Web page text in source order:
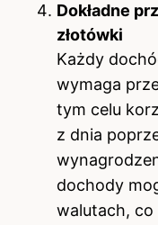
Dokładne
złotówki
Każdy
wymaga
tym celu
z dnia
dochody
walutach,